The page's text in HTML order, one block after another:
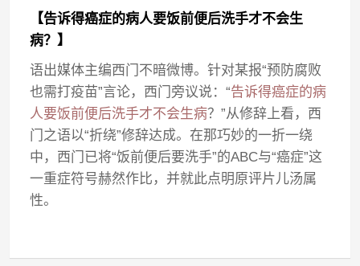
【告诉得癌症的病人要饭前便后洗手才不会生
病？】
语出媒体主编西门不暗微博。针对某报“预防腐败
也需打疫苗”言论，西门旁议说：“告诉得癌症的病
人要饭前便后洗手才不会生病？”从修辞上看，西
门之语以“折绕”修辞达成。在那巧妙的一折一绕
中，西门已将“饭前便后要洗手”的ABC与“癌症”这
一重症符号赫然作比，并就此点明原评片儿汤属
性。